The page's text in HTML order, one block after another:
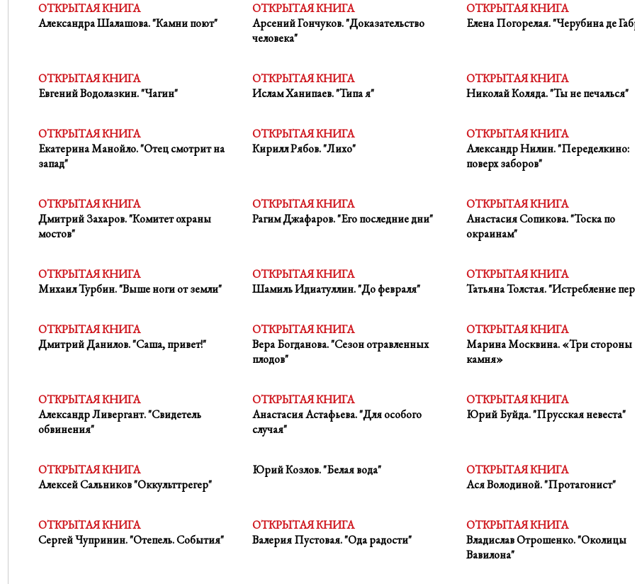
ОТКРЫТАЯ КНИГА
Александра Шалашова. "Камни поют"
ОТКРЫТАЯ КНИГА
Арсений Гончуков. "Доказательство
человека"
ОТКРЫТАЯ КНИГА
Елена Погорелая. "Черубина де
ОТКРЫТАЯ КНИГА
Евгений Водолазкин. "Чагин"
ОТКРЫТАЯ КНИГА
Ислам Ханипаев. "Типа я"
ОТКРЫТАЯ КНИГА
Николай Коляда. "Ты не печалься"
ОТКРЫТАЯ КНИГА
Екатерина Манойло. "Отец смотрит на
запад"
ОТКРЫТАЯ КНИГА
Кирилл Рябов. "Лихо"
ОТКРЫТАЯ КНИГА
Александр Нилин. "Переделкино:
поверх заборов"
ОТКРЫТАЯ КНИГА
Дмитрий Захаров. "Комитет охраны
мостов"
ОТКРЫТАЯ КНИГА
Рагим Джафаров. "Его последние дни"
ОТКРЫТАЯ КНИГА
Анастасия Сопикова. "Тоска по
окраинам"
ОТКРЫТАЯ КНИГА
Михаил Турбин. "Выше ноги от земли"
ОТКРЫТАЯ КНИГА
Шамиль Идиатуллин. "До февраля"
ОТКРЫТАЯ КНИГА
Татьяна Толстая. "Истребление
ОТКРЫТАЯ КНИГА
Дмитрий Данилов. "Саша, привет!"
ОТКРЫТАЯ КНИГА
Вера Богданова. "Сезон отравленных
плодов"
ОТКРЫТАЯ КНИГА
Марина Москвина. «Три стороны
камня»
ОТКРЫТАЯ КНИГА
Александр Ливергант. "Свидетель
обвинения"
ОТКРЫТАЯ КНИГА
Анастасия Астафьева. "Для особого
случая"
ОТКРЫТАЯ КНИГА
Юрий Буйда. "Прусская невеста"
ОТКРЫТАЯ КНИГА
Алексей Сальников "Оккульттрегер"
Юрий Козлов. "Белая вода"
ОТКРЫТАЯ КНИГА
Ася Володиной. "Протагонист"
ОТКРЫТАЯ КНИГА
Сергей Чупринин. "Отепель. События"
ОТКРЫТАЯ КНИГА
Валерия Пустовая. "Ода радости"
ОТКРЫТАЯ КНИГА
Владислав Отрошенко. "Околицы
Вавилона"